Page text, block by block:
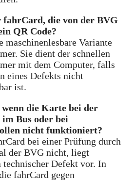
die von der BVG
QR Code?
maschinenlesbare Variante
Sie dient der schnellen
mit dem Computer, falls
eines Defekts nicht
ist.
die Karte bei der
Bus oder bei
nicht funktioniert?
bei einer Prüfung durch
der BVG nicht, liegt
Defekt vor. In
fahrCard gegen